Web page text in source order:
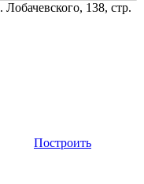
138, стр.
Построить